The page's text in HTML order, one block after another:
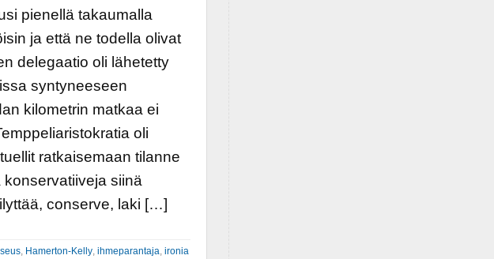
pienellä takaumalla
ja että ne todella olivat
delegaatio oli lähetetty
syntyneeseen
kilometrin matkaa ei
oli
ratkaisemaan tilanne
siinä
conserve, laki […]
, Hamerton-Kelly, ihmeparantaja ironia